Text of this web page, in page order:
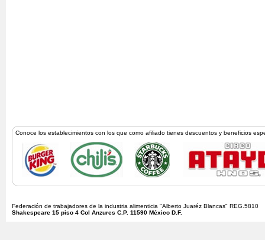
Conoce los establecimientos con los que como afiliado tienes descuentos y beneficios
Federación de trabajadores de la industria alimenticia "Alberto Juaréz Blancas" REG.5810
Shakespeare 15 piso 4 Col Anzures C.P. 11590 México D.F.